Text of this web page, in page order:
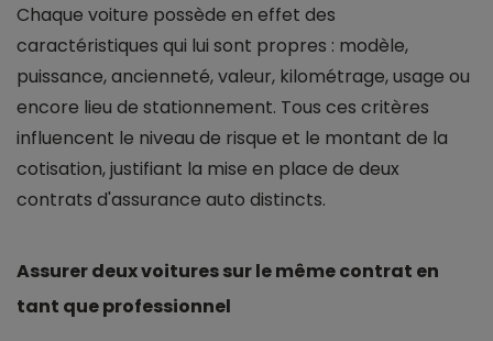
Chaque voiture possède en effet des
caractéristiques qui lui sont propres : modèle,
puissance, ancienneté, valeur, kilométrage, usage ou
encore lieu de stationnement. Tous ces critères
influencent le niveau de risque et le montant de la
cotisation, justifiant la mise en place de deux
contrats d'assurance auto distincts.
Assurer deux voitures sur le même contrat en
tant que professionnel